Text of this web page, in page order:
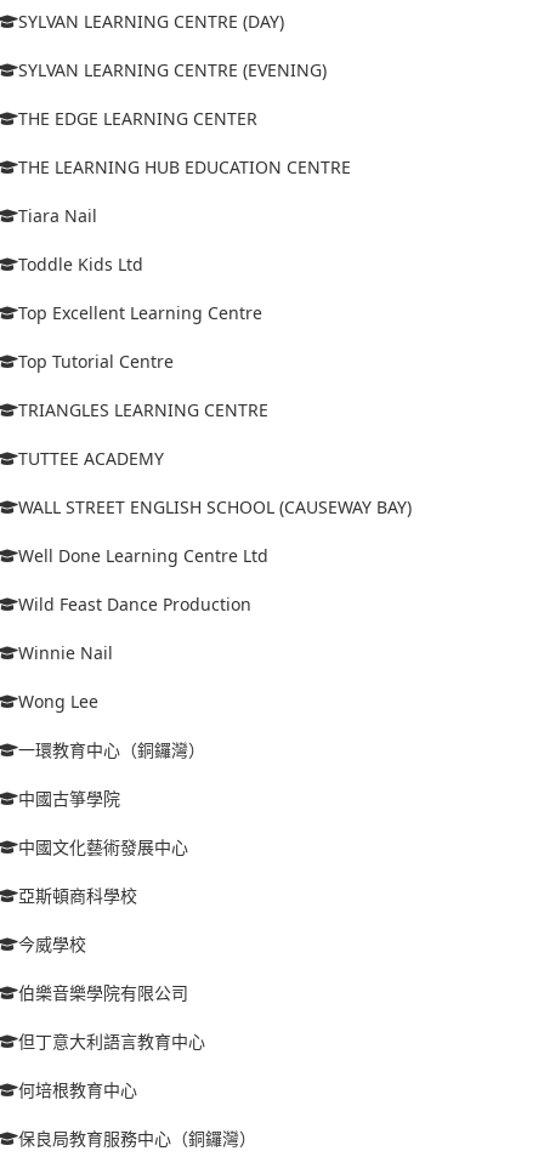
SYLVAN LEARNING CENTRE (DAY)
SYLVAN LEARNING CENTRE (EVENING)
THE EDGE LEARNING CENTER
THE LEARNING HUB EDUCATION CENTRE
Tiara Nail
Toddle Kids Ltd
Top Excellent Learning Centre
Top Tutorial Centre
TRIANGLES LEARNING CENTRE
TUTTEE ACADEMY
WALL STREET ENGLISH SCHOOL (CAUSEWAY BAY)
Well Done Learning Centre Ltd
Wild Feast Dance Production
Winnie Nail
Wong Lee
一環教育中心（銅鑼灣）
中國古箏學院
中國文化藝術發展中心
亞斯頓商科學校
今威學校
伯樂音樂學院有限公司
但丁意大利語言教育中心
何培根教育中心
保良局教育服務中心（銅鑼灣）